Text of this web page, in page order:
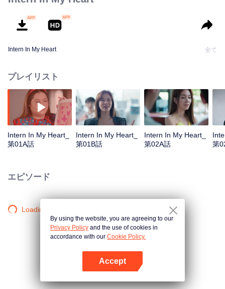
Intern In My Heart 全て
プレイリスト
Intern In My Heart_
第01A話
Intern In My Heart_
第01B話
Intern In My Heart_
第02A話
第
エピソード
Loading…
By using the website, you are agreeing to our
Privacy Policy and the use of cookies in
accordance with our Cookie Policy.
Accept